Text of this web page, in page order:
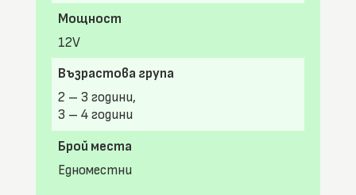
Мощност
12V
Възрастова група
2 – 3 години,
3 – 4 години
Брой места
Едноместни